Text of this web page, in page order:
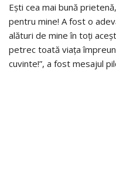
Ești cea mai bună
pentru mine! A fost o
alături de mine în toți
petrec toată viața
cuvinte!”, a fost mesajul